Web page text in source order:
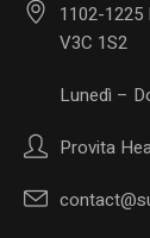
1102-1225
V3C 1S2
Lunedì –
Provita